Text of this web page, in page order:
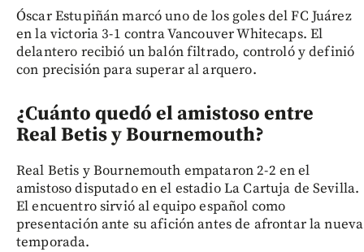
Óscar Estupiñán marcó uno de los goles del FC Juárez
en la victoria 3-1 contra Vancouver Whitecaps. El
delantero recibió un balón filtrado, controló y definió
con precisión para superar al arquero.
¿Cuánto quedó el amistoso entre
Real Betis y Bournemouth?
Real Betis y Bournemouth empataron 2-2 en el
amistoso disputado en el estadio La Cartuja de Sevilla.
El encuentro sirvió al equipo español como
presentación ante su afición antes de afrontar la nueva
temporada.